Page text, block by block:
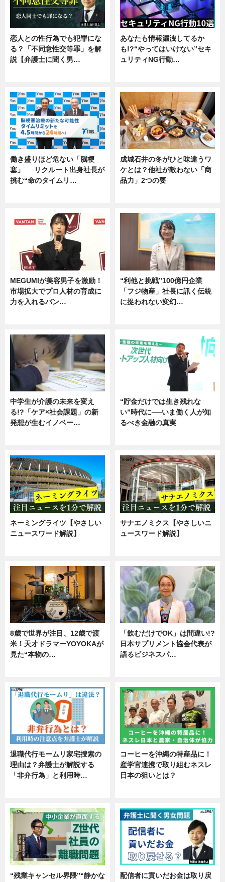
恋人との性行為でも犯罪にな
る？「不同意性交等罪」を解
説【弁護士に聞く男…
あなたも情報漏洩してるか
も!?“やってはいけない”セキ
ュリティNG行動…
働き盛りほど危ない「脳梗
塞」──リクルート出身社長が
挑む“命のタイムリ…
成城石井の冬がひと味違うワ
ケとは？他社が敵わない「商
品力」2つの要
MEGUMIが美容男子を激励！
市場拡大でプロ人材の育成に
力を入れるバン…
“利他と挑戦”100億円企業
「フジ物産」社長に訊く伝統
に捉われない変幻…
中学生が介護の未来を変え
る!?「ケア×社会課題」の新
発想が生むイノベー…
“貯金だけでは生き残れな
い”時代に──いま働く人が知
るべき金融の真実
ネーミングライツ【やさしい
ニュースワード解説】
サナエノミクス【やさしいニ
ュースワード解説】
8歳で世界が注目、12歳で渡
米！天才ドラマーYOYOKAが
見た“本物の…
「飲むだけでOK」は間違い!?
日本サプリメント協会代表が
語るビジネスパ…
退職代行モームリ家宅捜索の
理由は？弁護士が解説する
「非弁行為」と利用時…
コーヒーを沖縄の特産品に！
産学官連携で取り組むネスレ
日本の狙いとは？
“残業キャンセル界隈”“静かな
配信者に貢いだお金は取り戻